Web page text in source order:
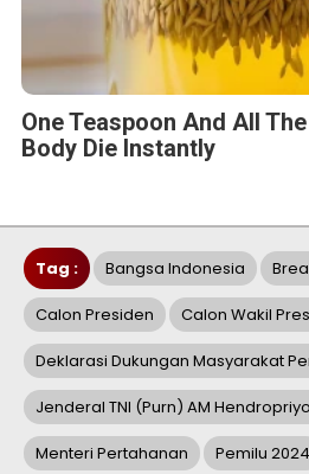
One Teaspoon And All
Body Die Instantly
Tag : Bangsa Indonesia
Calon Presiden Calon Wakil
Deklarasi Dukungan Masyarakat
Jenderal TNI (Purn) AM
Menteri Pertahanan Pemilu 2024